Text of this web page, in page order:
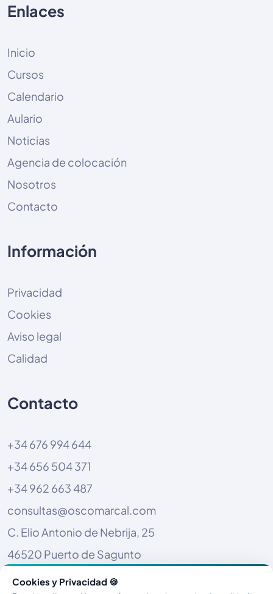
Enlaces
Inicio
Cursos
Calendario
Aulario
Noticias
Agencia de colocación
Nosotros
Contacto
Información
Privacidad
Cookies
Aviso legal
Calidad
Contacto
+34 676 994 644
+34 656 504 371
+34 962 663 487
consultas@oscomarcal.com
C. Elio Antonio de Nebrija, 25
46520 Puerto de Sagunto
Cookies y Privacidad 🍪